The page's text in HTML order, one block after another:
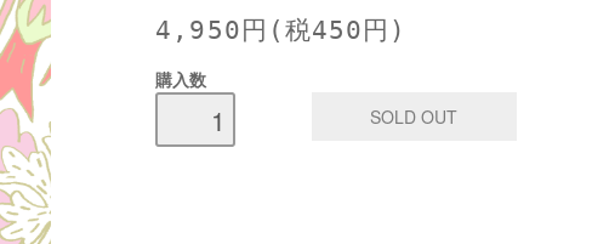
4,950円(税450円)
購入数